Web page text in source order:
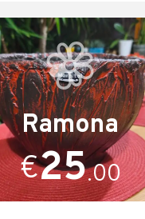
Ramona
€25.00